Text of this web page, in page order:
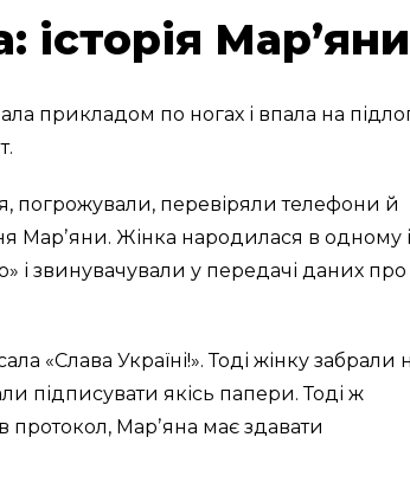
історія Марʼяни
прикладом по ногах і впала на
погрожували, перевіряли телефони й
Марʼяни. Жінка народилася в одному
і звинувачували у передачі даних про
«Слава Україні!». Тоді жінку забрали
підписувати якісь папери. Тоді ж
протокол, Марʼяна має здавати